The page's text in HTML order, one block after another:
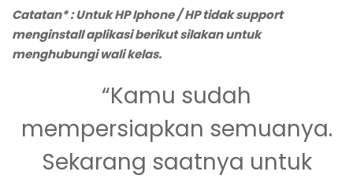
Catatan* : Untuk HP Iphone / HP tidak support
menginstall aplikasi berikut silakan untuk
menghubungi wali kelas.
“Kamu sudah
mempersiapkan semuanya.
Sekarang saatnya untuk